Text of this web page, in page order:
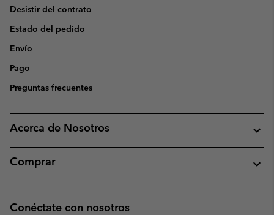
Desistir del contrato
Estado del pedido
Envío
Pago
Preguntas frecuentes
Acerca de Nosotros
Comprar
Conéctate con nosotros